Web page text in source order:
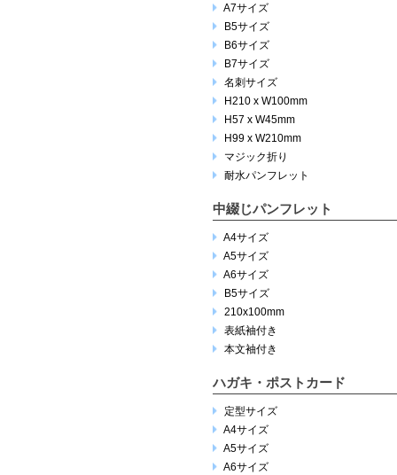
A7サイズ
B5サイズ
B6サイズ
B7サイズ
名刺サイズ
H210 x W100mm
H57 x W45mm
H99 x W210mm
マジック折り
耐水パンフレット
中綴じパンフレット
A4サイズ
A5サイズ
A6サイズ
B5サイズ
210x100mm
表紙袖付き
本文袖付き
ハガキ・ポストカード
定型サイズ
A4サイズ
A5サイズ
A6サイズ